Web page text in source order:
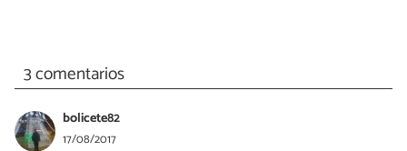
3 comentarios
bolicete82
17/08/2017